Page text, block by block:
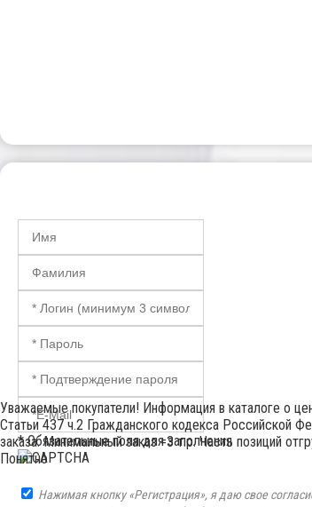
* Обязательные поля для заполнения
Нажимая кнопку «Регистрация», я даю свое
Уважаемые покупатели! Информация в каталоге о
Статьи 437 ч.2 Гражданского кодекса Российской
заказа. Минимальный заказ =3 т.р. Часть позиций
Понятно